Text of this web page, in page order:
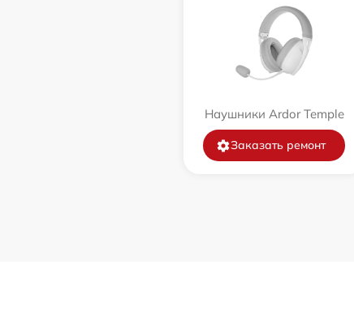
Наушники Ardor Temple
Заказать ремонт